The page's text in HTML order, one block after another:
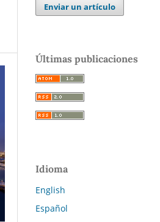
Enviar un artículo
Últimas publicaciones
Idioma
English
Español